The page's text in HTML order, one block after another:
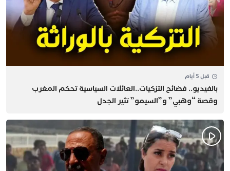
قبل 5 أيام
بالفيديو.. فضائح التزكيات..العائلات السياسية تحكم المغرب
وقصة “وهبي” و”السيمو” تثير الجدل